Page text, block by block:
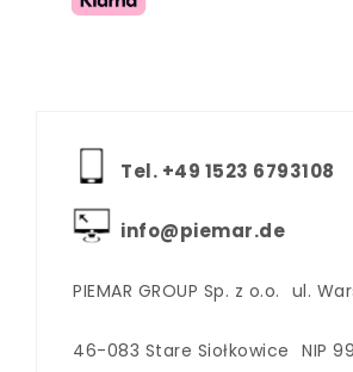
Tel. +‪49 1523 6793108
info@piemar.de
PIEMAR GROUP Sp. z o.o. ul.
46-083 Stare Siołkowice NIP